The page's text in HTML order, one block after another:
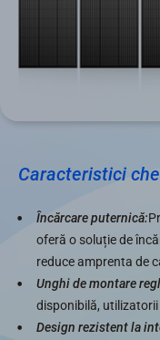
Caracteristici
Încărcare puternică:
oferă o soluție de
reduce amprenta de
Unghi de montare
disponibilă,
Design rezistent la